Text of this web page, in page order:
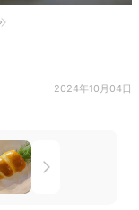
2024年10月04日